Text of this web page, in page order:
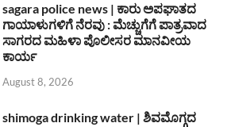
sagara police news | ಕಾರು ಅಪಘಾತದ
ಗಾಯಾಳುಗಳಿಗೆ ನೆರವು : ಮೆಚ್ಚುಗೆಗೆ ಪಾತ್ರವಾದ
ಸಾಗರದ ಮಹಿಳಾ ಪೊಲೀಸರ ಮಾನವೀಯ
ಕಾರ್ಯ
August 8, 2026
shimoga drinking water | ಶಿವಮೊಗ್ಗದ